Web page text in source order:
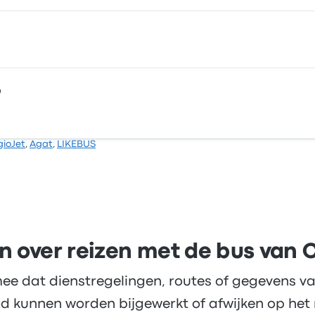
en je vindt al tickets vanaf € 15. De
sterren gekregen voor deze reis. De ticketprijzen van
, Agat, LIKEBUS
over reizen met de bus van
dat dienstregelingen, routes of gegevens
kunnen worden bijgewerkt of afwijken op het